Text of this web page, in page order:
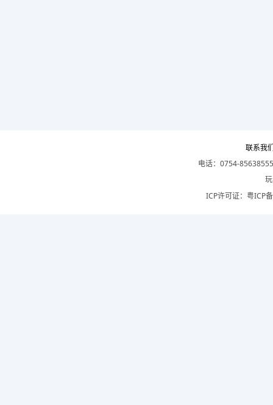
联系我
电话：0754-
ICP许可证： 粤ICP